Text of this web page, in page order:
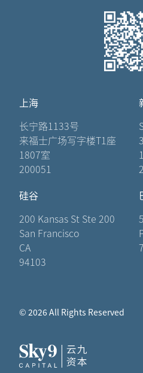
上海
长宁路1133号
来福士广场写字楼T1座
1807室
200051
硅谷
200 Kansas St Ste 200
San Francisco
CA
94103
© 2026 All Rights Reserved